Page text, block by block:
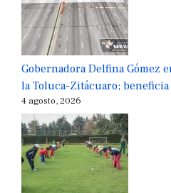
Gobernadora Delfina Gómez
la Toluca-Zitácuaro;
4 agosto, 2026